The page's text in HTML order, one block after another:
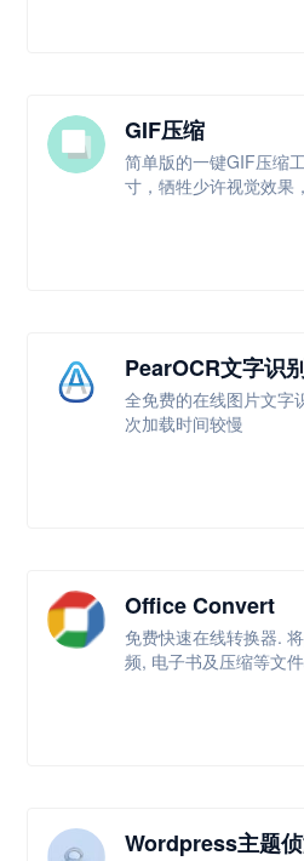
GIF压缩
简单版的一键GIF压缩
寸，牺牲少许视觉效果
PearOCR文字识
全免费的在线图片文字
次加载时间较慢
Office Convert
免费快速在线转换器.
频, 电子书及压缩等文
Wordpress主题